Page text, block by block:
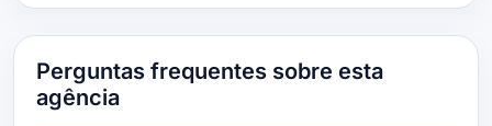
Perguntas frequentes sobre esta
agência